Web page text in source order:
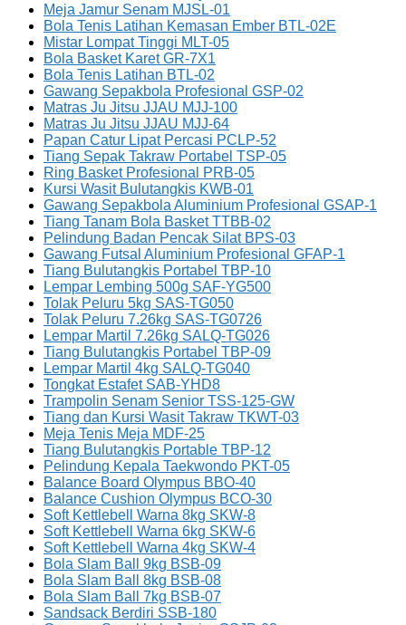
Meja Jamur Senam MJSL-01
Bola Tenis Latihan Kemasan Ember BTL-02E
Mistar Lompat Tinggi MLT-05
Bola Basket Karet GR-7X1
Bola Tenis Latihan BTL-02
Gawang Sepakbola Profesional GSP-02
Matras Ju Jitsu JJAU MJJ-100
Matras Ju Jitsu JJAU MJJ-64
Papan Catur Lipat Percasi PCLP-52
Tiang Sepak Takraw Portabel TSP-05
Ring Basket Profesional PRB-05
Kursi Wasit Bulutangkis KWB-01
Gawang Sepakbola Aluminium Profesional GSAP-1
Tiang Tanam Bola Basket TTBB-02
Pelindung Badan Pencak Silat BPS-03
Gawang Futsal Aluminium Profesional GFAP-1
Tiang Bulutangkis Portabel TBP-10
Lempar Lembing 500g SAF-YG500
Tolak Peluru 5kg SAS-TG050
Tolak Peluru 7.26kg SAS-TG0726
Lempar Martil 7.26kg SALQ-TG026
Tiang Bulutangkis Portabel TBP-09
Lempar Martil 4kg SALQ-TG040
Tongkat Estafet SAB-YHD8
Trampolin Senam Senior TSS-125-GW
Tiang dan Kursi Wasit Takraw TKWT-03
Meja Tenis Meja MDF-25
Tiang Bulutangkis Portable TBP-12
Pelindung Kepala Taekwondo PKT-05
Balance Board Olympus BBO-40
Balance Cushion Olympus BCO-30
Soft Kettlebell Warna 8kg SKW-8
Soft Kettlebell Warna 6kg SKW-6
Soft Kettlebell Warna 4kg SKW-4
Bola Slam Ball 9kg BSB-09
Bola Slam Ball 8kg BSB-08
Bola Slam Ball 7kg BSB-07
Sandsack Berdiri SSB-180